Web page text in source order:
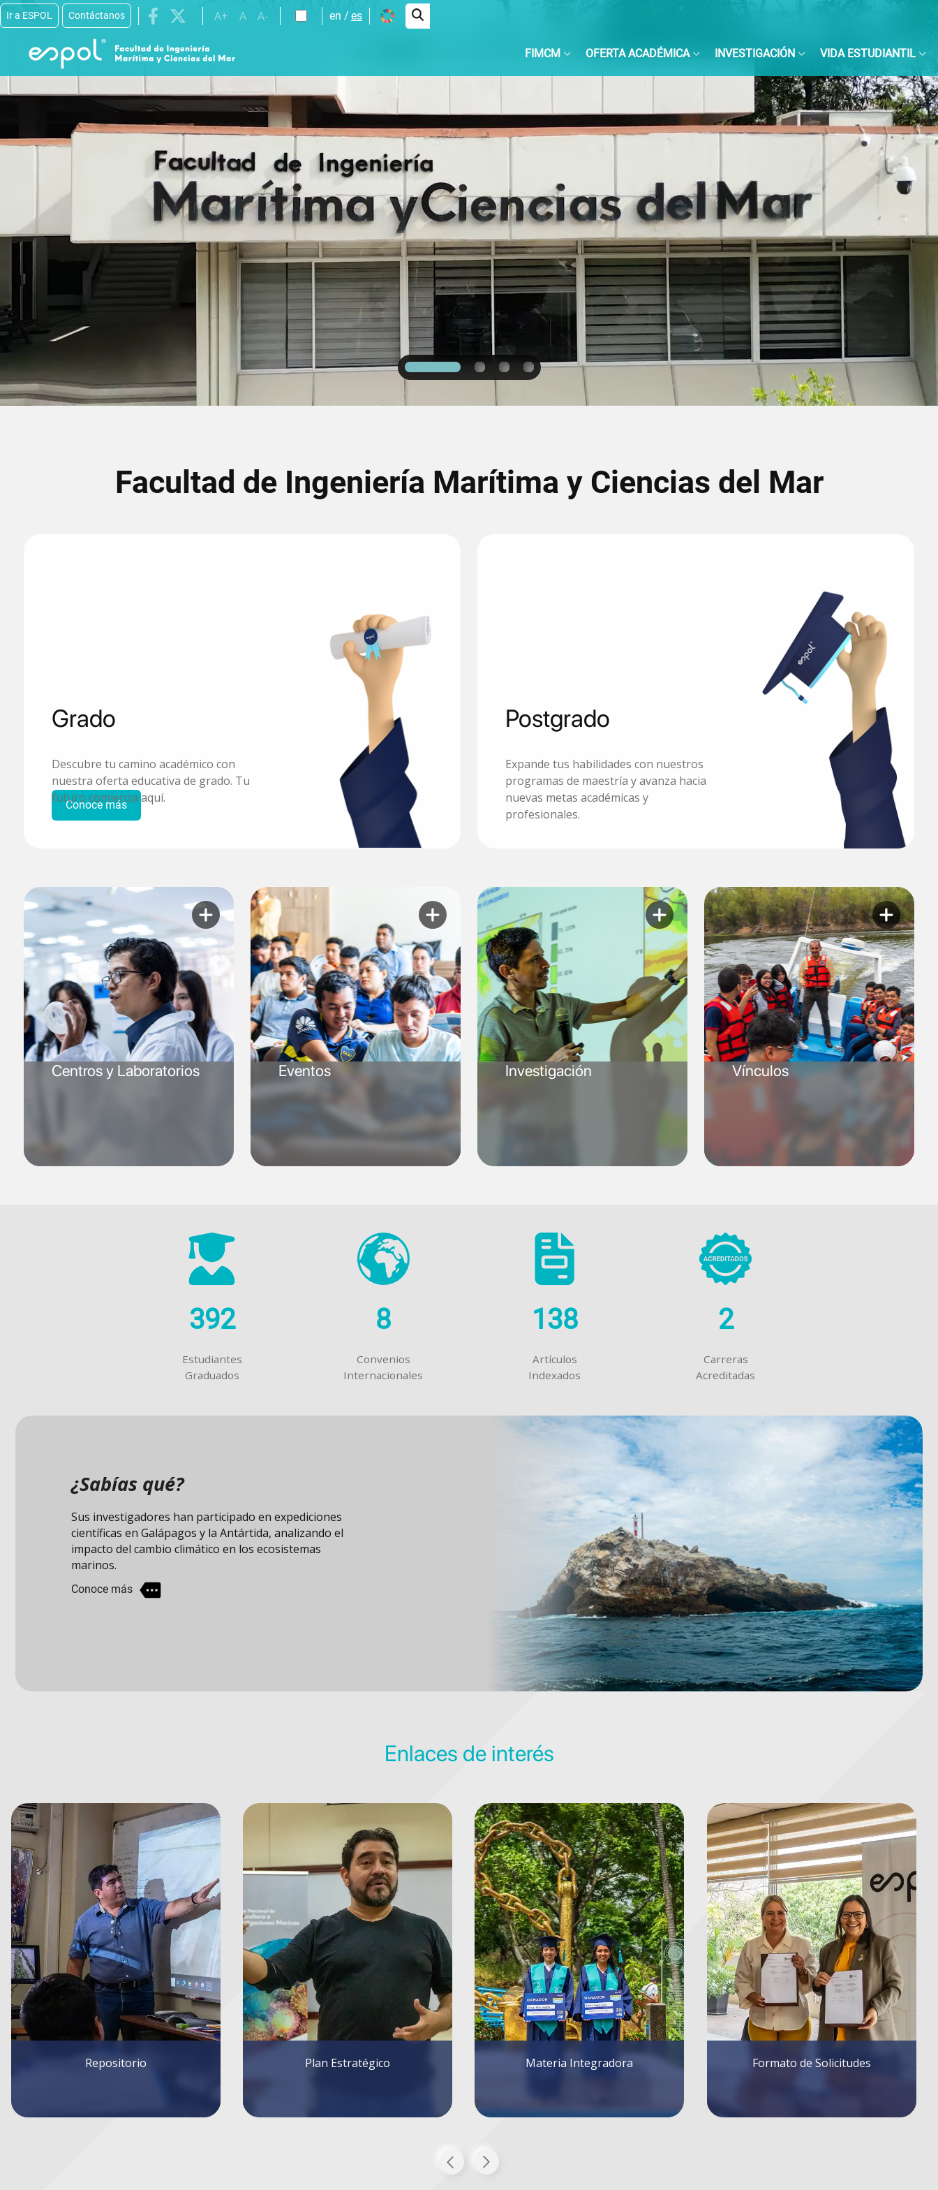
Pasar al contenido principal
Ir a ESPOL Contáctanos A+ A A- en es
FIMCM OFERTA ACADÉMICA INVESTIGACIÓN VIDA ESTUDIANTIL
1 2 3 4
Facultad de Ingeniería Marítima y Ciencias del Mar
Conoce más
Grado
Descubre tu camino académico con
nuestra oferta educativa de grado. Tu
futuro comienza aquí.
Conoce más
Postgrado
Expande tus habilidades con nuestros
programas de maestría y avanza hacia
nuevas metas académicas y
profesionales.
Centros y Laboratorios Eventos Investigación Vínculos
SVG
392
Estudiantes
Graduados
SVG
8
Convenios
Internacionales
SVG
138
Artículos
Indexados
SVG
2
Carreras
Acreditadas
¿Sabías qué?
La FIMCM cuenta con un lago donde los estudiantes
pueden realizar mediciones, simulaciones y sondeos
para sus prácticas académicas.
Enlaces de interés
Plan Estratégico Materia Integradora Formato de Solicitudes Resoluciones Consejo Directivo